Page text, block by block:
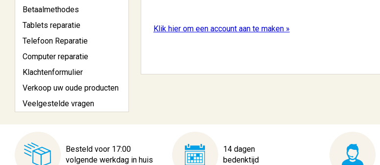
Betaalmethodes
Tablets reparatie
Telefoon Reparatie
Computer reparatie
Klachtenformulier
Verkoop uw oude producten
Veelgestelde vragen
Klik hier om een account aan te maken »
Besteld voor 17:00
volgende werkdag in huis
14 dagen
bedenktijd